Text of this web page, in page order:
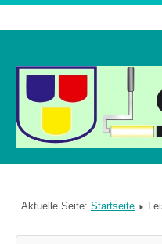
Aktuelle Seite: Startseite